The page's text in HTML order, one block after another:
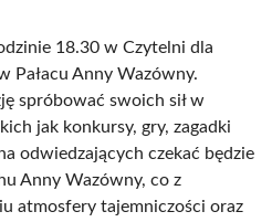
18.30 w Czytelni dla
Pałacu Anny Wazówny.
spróbować swoich sił w
jak konkursy, gry, zagadki
odwiedzających czekać będzie
Anny Wazówny, co z
atmosfery tajemniczości oraz